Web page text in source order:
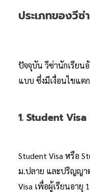
ประเภทของวี
ปัจจุบัน วีซ่านักเรียน
แบบ ซึ่งมีเงื่อนไขแต
1. Student Visa
Student Visa หรือ
ม.ปลาย และปริญญา
Visa เพื่อผู้เรียนอายุ